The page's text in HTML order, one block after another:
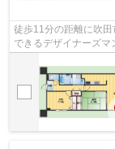
徒歩11分の距離に吹
できるデザイナーズ